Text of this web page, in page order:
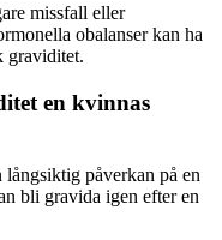
missfall eller
obalanser kan ha
graviditet.
en kvinnas
påverkan på en
bli gravida igen efter en